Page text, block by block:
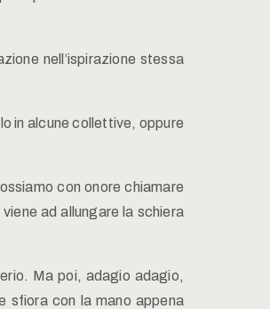
nell’ispirazione stessa
in alcune collettive, oppure
con onore chiamare
ad allungare la schiera
Ma poi, adagio adagio,
sfiora con la mano appena